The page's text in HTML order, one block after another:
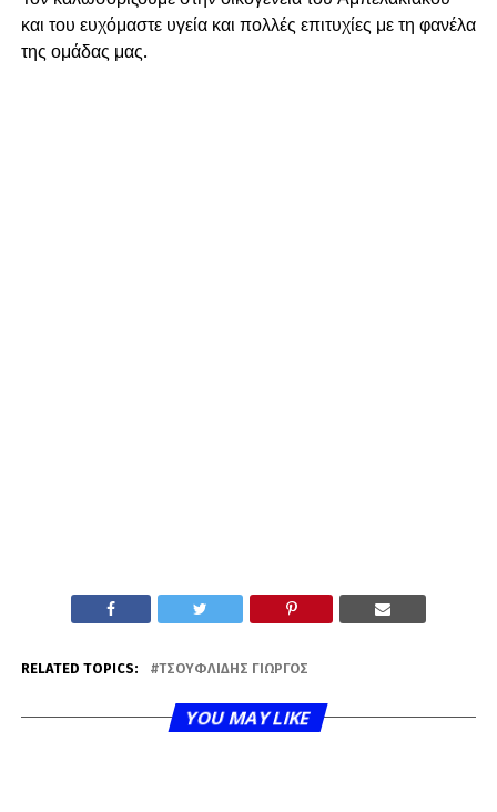
και του ευχόμαστε υγεία και πολλές επιτυχίες με τη φανέλα
της ομάδας μας.
RELATED TOPICS: ΤΣΟΥΦΛΊΔΗΣ ΓΙΏΡΓΟΣ
YOU MAY LIKE